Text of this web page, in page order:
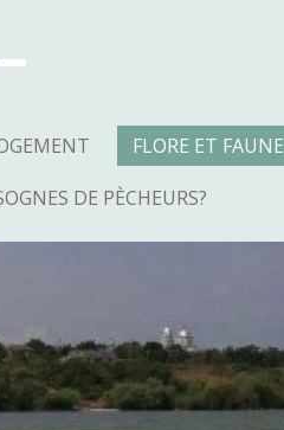
FLORE ET FAUNE
DE PÈCHEURS?